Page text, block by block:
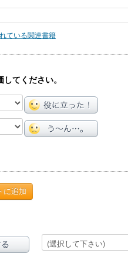
ている関連書籍
てください。
に追加